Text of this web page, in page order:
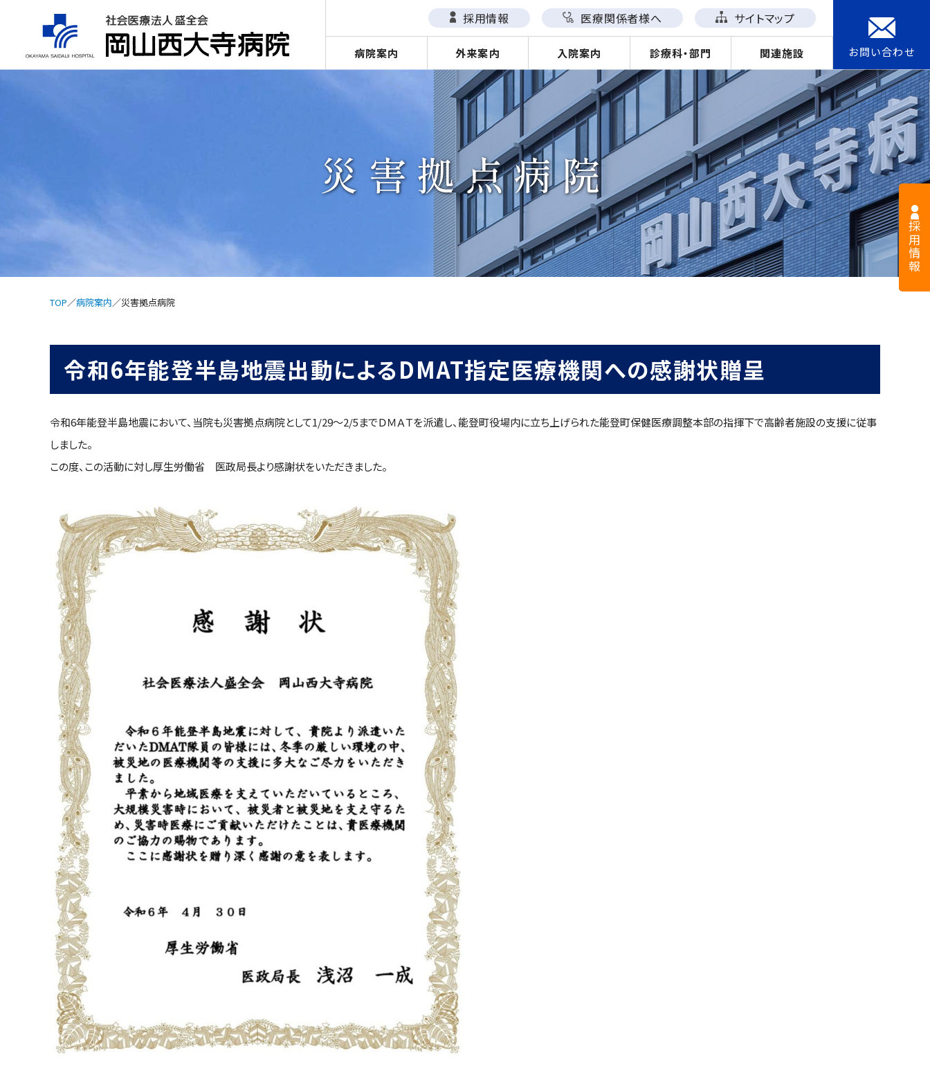
病院案内 外来案内 入院案内 診療科・部門 関連施設
採用情報 医療関係者様へ サイトマップ
お問い合わせ
採用情報
災害拠点病院
TOP 病院案内 災害拠点病院
令和6年能登半島地震出動によるDMAT指定医療機関への感謝状贈呈
令和6年能登半島地震において、当院も災害拠点病院として1/29～2/5までＤＭＡＴを派遣し、能登町役場内に立ち上げられた能登町保健医療調整本部の指揮下で高齢者施設の支援に従事
しました。
この度、この活動に対し厚生労働省 医政局長より感謝状をいただきました。